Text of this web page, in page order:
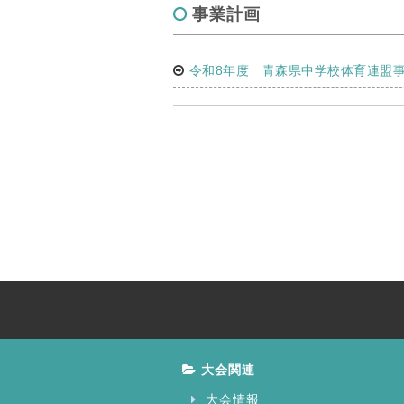
事業計画
令和8年度 青森県中学校体育連盟
大会関連
大会情報